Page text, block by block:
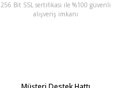
256 Bit SSL sertifikası ile %100 güvenli
alışveriş imkanı